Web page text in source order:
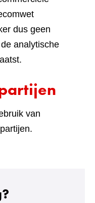
dus geen
analytische
van